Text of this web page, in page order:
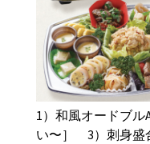
1）和風オードブル
い〜］ 3）刺身盛